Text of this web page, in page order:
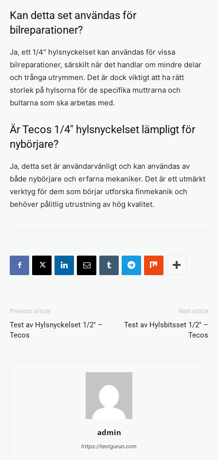
Kan detta set användas för
bilreparationer?
Ja, ett 1/4″ hylsnyckelset kan användas för vissa
bilreparationer, särskilt när det handlar om mindre delar
och trånga utrymmen. Det är dock viktigt att ha rätt
storlek på hylsorna för de specifika muttrarna och
bultarna som ska arbetas med.
Är Tecos 1/4″ hylsnyckelset lämpligt för
nybörjare?
Ja, detta set är användarvänligt och kan användas av
både nybörjare och erfarna mekaniker. Det är ett utmärkt
verktyg för dem som börjar utforska finmekanik och
behöver pålitlig utrustning av hög kvalitet.
Previous article
Test av Hylsnyckelset 1/2″ –
Tecos
Next article
Test av Hylsbitsset 1/2″ –
Tecos
admin
https://testgurun.com